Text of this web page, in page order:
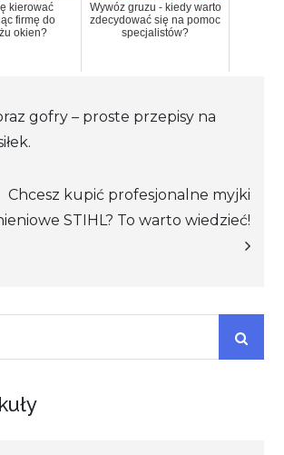
kierować
firmę do
okien?
Wywóz gruzu - kiedy warto
zdecydować się na pomoc
specjalistów?
gofry – proste przepisy na
Chcesz kupić profesjonalne myjki
STIHL? To warto wiedzieć!